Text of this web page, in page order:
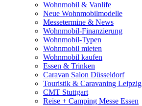
Wohnmobil & Vanlife
Neue Wohnmobilmodelle
Messetermine & News
Wohnmobil-Finanzierung
Wohnmobil-Typen
Wohnmobil mieten
Wohnmobil kaufen
Essen & Trinken
Caravan Salon Düsseldorf
Touristik & Caravaning Leipzig
CMT Stuttgart
Reise + Camping Messe Essen